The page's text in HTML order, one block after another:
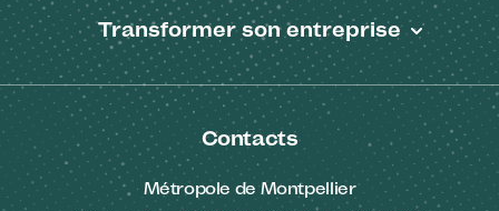
Transformer son entreprise
Contacts
Métropole de Montpellier